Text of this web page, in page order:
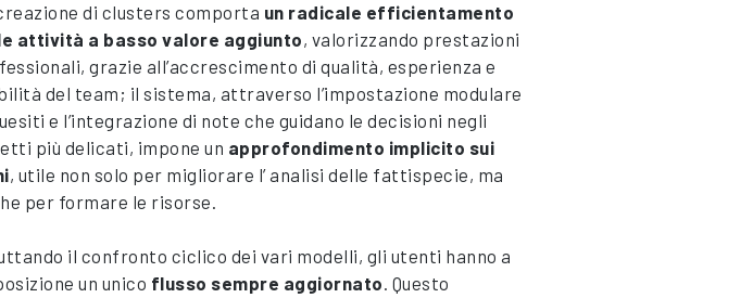
di clusters comporta un radicale efficientamento
attività a basso valore aggiunto, valorizzando prestazioni
grazie all’accrescimento di qualità, esperienza e
del team; il sistema, attraverso l’impostazione modulare
e l’integrazione di note che guidano le decisioni negli
più delicati, impone un approfondimento implicito sui
, utile non solo per migliorare l’ analisi delle fattispecie, ma
per formare le risorse.
il confronto ciclico dei vari modelli, gli utenti hanno a
un unico flusso sempre aggiornato. Questo